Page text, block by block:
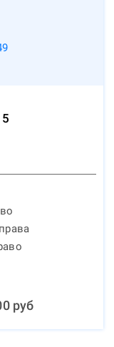
5
руб